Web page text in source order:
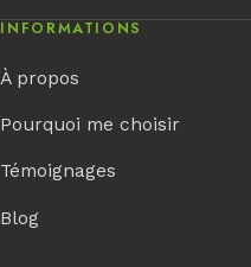
INFORMATIONS
À propos
Pourquoi me choisir
Témoignages
Blog